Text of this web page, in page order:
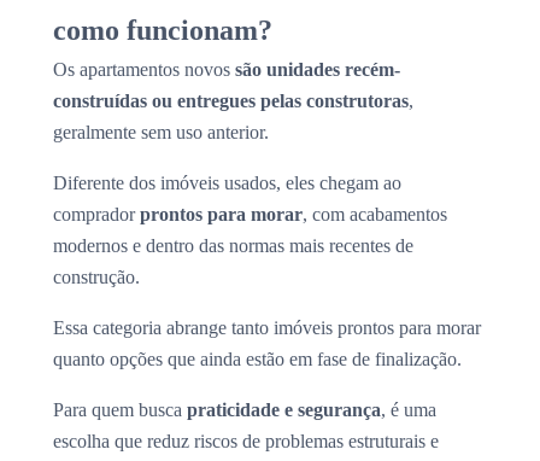
como funcionam?
Os apartamentos novos são unidades recém-
construídas ou entregues pelas construtoras,
geralmente sem uso anterior.
Diferente dos imóveis usados, eles chegam ao
compradorprontos para morar, com acabamentos
modernos e dentro das normas mais recentes de
construção.
Essa categoria abrange tanto imóveis prontos para morar
quanto opções que ainda estão em fase de finalização.
Para quem busca praticidade e segurança, é uma
escolha que reduz riscos de problemas estruturais e